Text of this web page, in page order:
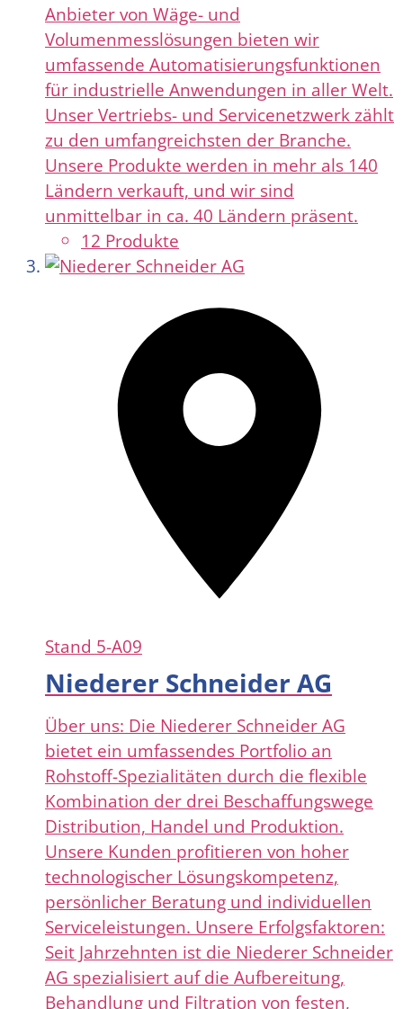
Anbieter von Wäge- und
Volumenmesslösungen bieten wir
umfassende Automatisierungsfunktionen
für industrielle Anwendungen in aller Welt.
Unser Vertriebs- und Servicenetzwerk zählt
zu den umfangreichsten der Branche.
Unsere Produkte werden in mehr als 140
Ländern verkauft, und wir sind
unmittelbar in ca. 40 Ländern präsent.
12 Produkte
Stand 5-A09
Niederer Schneider AG
Über uns: Die Niederer Schneider AG
bietet ein umfassendes Portfolio an
Rohstoff-Spezialitäten durch die flexible
Kombination der drei Beschaffungswege
Distribution, Handel und Produktion.
Unsere Kunden profitieren von hoher
technologischer Lösungskompetenz,
persönlicher Beratung und individuellen
Serviceleistungen. Unsere Erfolgsfaktoren:
Seit Jahrzehnten ist die Niederer Schneider
AG spezialisiert auf die Aufbereitung,
Behandlung und Filtration von festen,